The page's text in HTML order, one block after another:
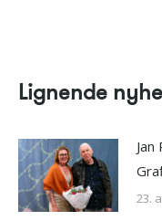
Lignende
23.